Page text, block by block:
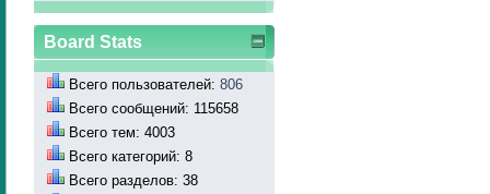
Board Stats
Всего пользователей: 806
Всего сообщений: 115658
Всего тем: 4003
Всего категорий: 8
Всего разделов: 38